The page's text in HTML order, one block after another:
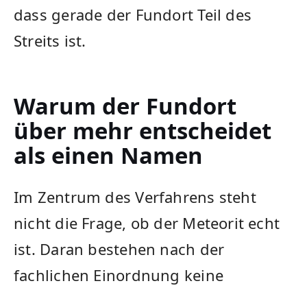
dass gerade der Fundort Teil des
Streits ist.
Warum der Fundort
über mehr entscheidet
als einen Namen
Im Zentrum des Verfahrens steht
nicht die Frage, ob der Meteorit echt
ist. Daran bestehen nach der
fachlichen Einordnung keine